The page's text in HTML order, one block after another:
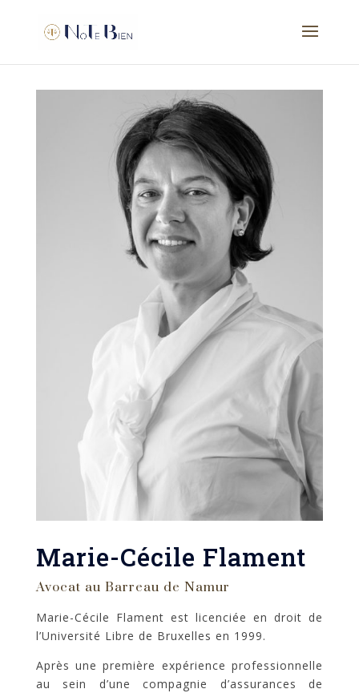
Marie-Cécile Flament
Avocat au Barreau de Namur
Marie-Cécile Flament est licenciée en droit de
l’Université Libre de Bruxelles en 1999.
Après une première expérience professionnelle
au sein d’une compagnie d’assurances de